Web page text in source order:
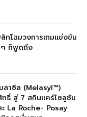
โฉมวงการเกมแข่งขัน
ๆ ก็พูดถึง
ลาซิล (Melasyl™)
ทธิ์ สู่ 7 สกินแคร์โซลูชัน
La Roche- Posay